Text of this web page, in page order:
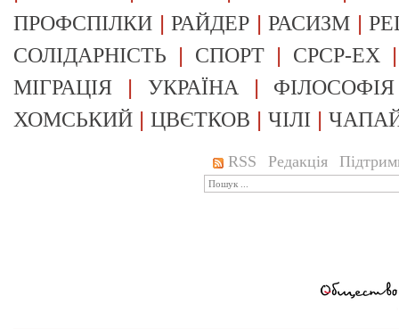
ПРОФСПІЛКИ |РАЙДЕР |РАСИЗМ |
СОЛІДАРНІСТЬ | СПОРТ | СРСР-EX
МІГРАЦІЯ | УКРАЇНА | ФІЛОСОФІЯ
ХОМСЬКИЙ | ЦВЄТКОВ | ЧІЛІ |
RSS Редакція